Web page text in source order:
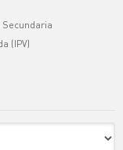
(IPV)